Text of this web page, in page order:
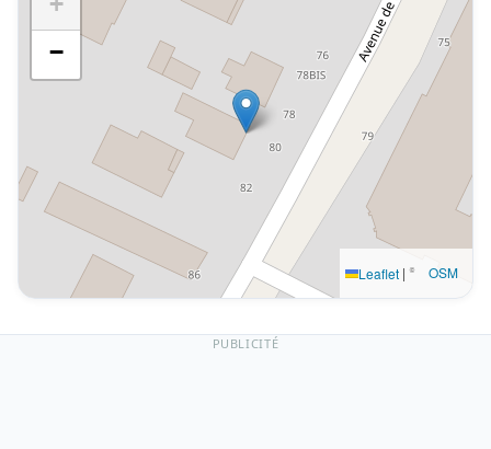
−
Leaflet | © OSM
PUBLICITÉ